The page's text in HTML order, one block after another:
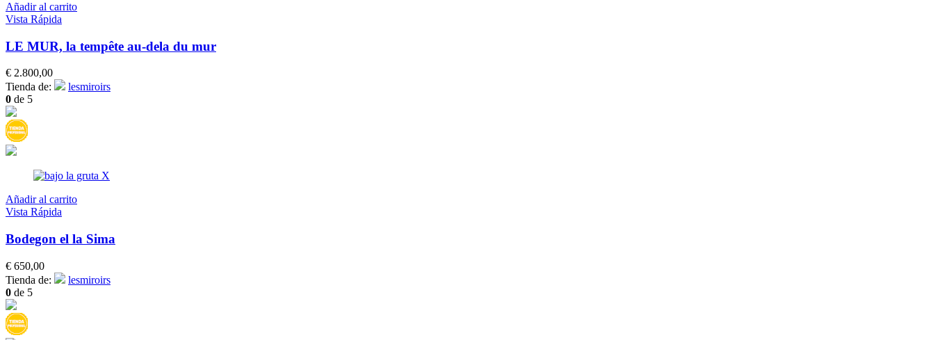
Añadir al carrito
Vista Rápida
LE MUR, la tempête au-dela du mur
€ 2.800,00
Tienda de:
lesmiroirs
0 de 5
Añadir al carrito
Vista Rápida
Bodegon el la Sima
€ 650,00
Tienda de:
lesmiroirs
0 de 5